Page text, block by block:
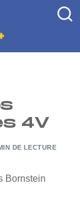
4V
DE LECTURE
Bornstein